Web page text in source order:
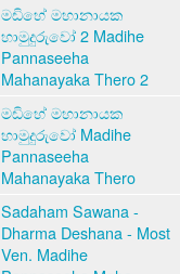
මඩිහේ මහානායක
හාමුදුරුවෝ 2 Madihe
Pannaseeha
Mahanayaka Thero 2
මඩිහේ මහානායක
හාමුදුරුවෝ Madihe
Pannaseeha
Mahanayaka Thero
Sadaham Sawana -
Dharma Deshana - Most
Ven. Madihe